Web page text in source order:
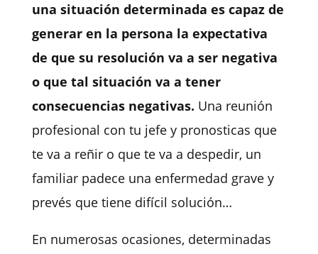
una situación determinada es capaz de
generar en la persona la expectativa
de que su resolución va a ser negativa
o que tal situación va a tener
consecuencias negativas. Una reunión
profesional con tu jefe y pronosticas que
te va a reñir o que te va a despedir, un
familiar padece una enfermedad grave y
prevés que tiene difícil solución…
En numerosas ocasiones, determinadas